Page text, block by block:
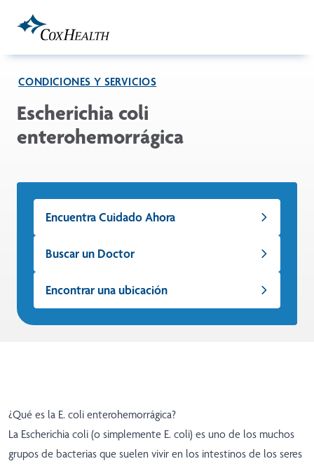
CONDICIONES Y SERVICIOS
Escherichia coli
enterohemorrágica
Encuentra Cuidado Ahora
Buscar un Doctor
Encontrar una ubicación
¿Qué es la E. coli enterohemorrágica?
La Escherichia coli (o simplemente E. coli) es uno de los muchos
grupos de bacterias que suelen vivir en los intestinos de los seres